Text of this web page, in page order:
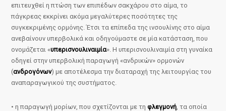
επιτευχθεί η πτώση των επιπέδων σακχάρου στο αίμα, το
πάγκρεας εκκρίνει ακόμα μεγαλύτερες ποσότητες της
συγκεκριμένης ορμόνης. Έτσι τα επίπεδα της ινσουλίνης στο αίμα
ανεβαίνουν υπερβολικά και οδηγούμαστε σε μία κατάσταση, που
ονομάζεται «υπερισνουλιναιμία». Η υπερισνουλιναιμία στη γυναίκα
οδηγεί στην υπερβολική παραγωγή «ανδρικών» ορμονών
(ανδρογόνων) με αποτέλεσμα την διαταραχή της λειτουργίας του
αναπαραγωγικού της συστήματος.
• η παραγωγή μορίων, που σχετίζονται με τηφλεγμονή, τα οποία